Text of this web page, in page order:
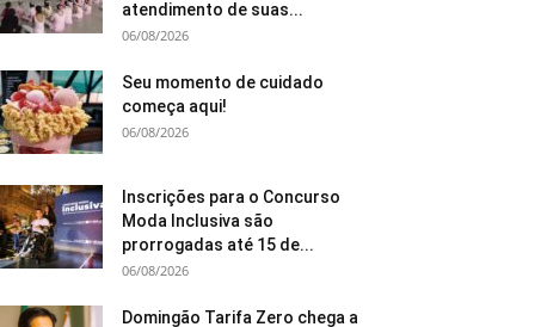
atendimento de suas...
06/08/2026
Seu momento de cuidado
começa aqui!
06/08/2026
Inscrições para o Concurso
Moda Inclusiva são
prorrogadas até 15 de...
06/08/2026
Domingão Tarifa Zero chega a